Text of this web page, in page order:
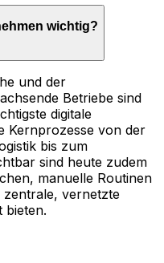
wichtig?
und der
Betriebe sind
digitale
Kernprozesse von der
bis zum
sind heute zudem
manuelle Routinen
zentrale, vernetzte
bieten.